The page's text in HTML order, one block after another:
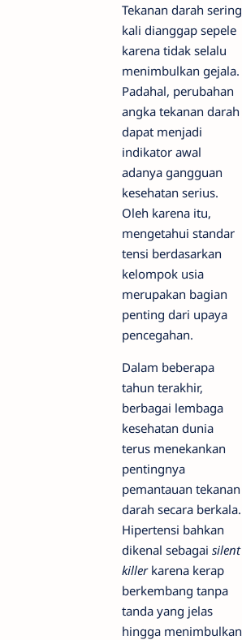
Tekanan darah sering
kali dianggap sepele
karena tidak selalu
menimbulkan gejala.
Padahal, perubahan
angka tekanan darah
dapat menjadi
indikator awal
adanya gangguan
kesehatan serius.
Oleh karena itu,
mengetahui standar
tensi berdasarkan
kelompok usia
merupakan bagian
penting dari upaya
pencegahan.
Dalam beberapa
tahun terakhir,
berbagai lembaga
kesehatan dunia
terus menekankan
pentingnya
pemantauan tekanan
darah secara berkala.
Hipertensi bahkan
dikenal sebagai silent
killerkarena kerap
berkembang tanpa
tanda yang jelas
hingga menimbulkan